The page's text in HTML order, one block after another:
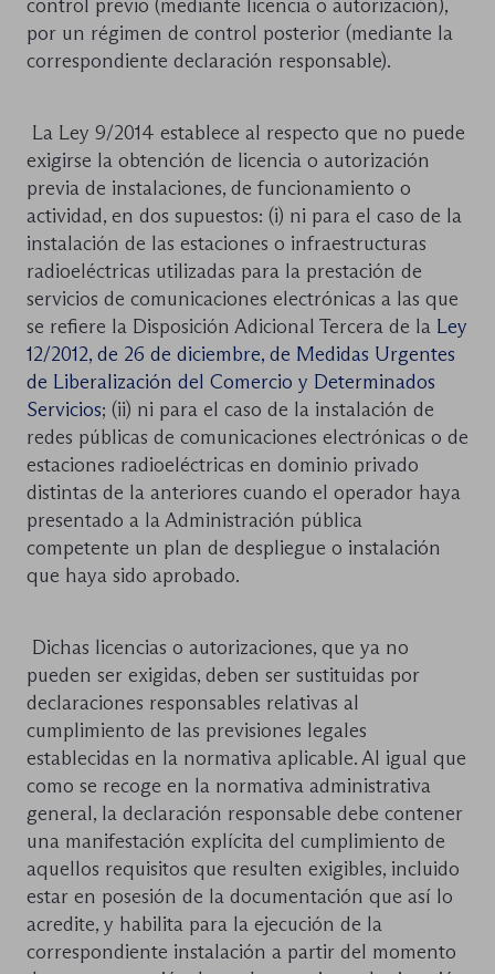
control previo (mediante licencia o autorización),
por un régimen de control posterior (mediante la
correspondiente declaración responsable).
La Ley 9/2014 establece al respecto que no puede
exigirse la obtención de licencia o autorización
previa de instalaciones, de funcionamiento o
actividad, en dos supuestos: (i) ni para el caso de la
instalación de las estaciones o infraestructuras
radioeléctricas utilizadas para la prestación de
servicios de comunicaciones electrónicas a las que
se refiere la Disposición Adicional Tercera de la Ley
12/2012, de 26 de diciembre, de Medidas Urgentes
de Liberalización del Comercio y Determinados
Servicios; (ii) ni para el caso de la instalación de
redes públicas de comunicaciones electrónicas o de
estaciones radioeléctricas en dominio privado
distintas de la anteriores cuando el operador haya
presentado a la Administración pública
competente un plan de despliegue o instalación
que haya sido aprobado.
Dichas licencias o autorizaciones, que ya no
pueden ser exigidas, deben ser sustituidas por
declaraciones responsables relativas al
cumplimiento de las previsiones legales
establecidas en la normativa aplicable. Al igual que
como se recoge en la normativa administrativa
general, la declaración responsable debe contener
una manifestación explícita del cumplimiento de
aquellos requisitos que resulten exigibles, incluido
estar en posesión de la documentación que así lo
acredite, y habilita para la ejecución de la
correspondiente instalación a partir del momento